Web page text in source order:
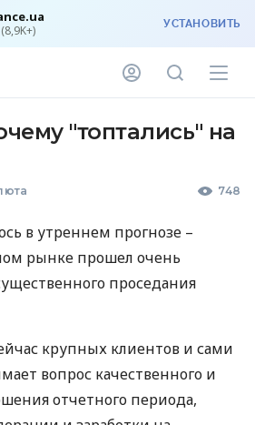
(8,9K+) УСТАНОВИТЬ
"топтались" на
748
в утреннем прогнозе –
рынке прошел очень
проседания
крупных клиентов и сами
вопрос качественного и
отчетного периода,